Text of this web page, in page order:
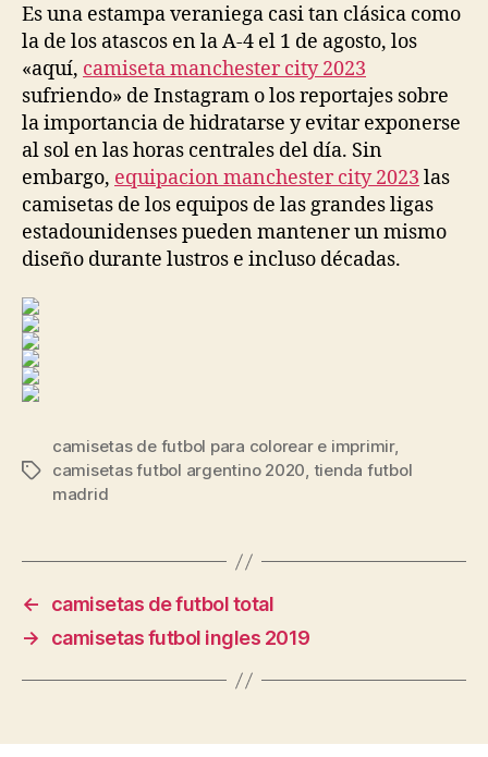
Es una estampa veraniega casi tan clásica como
la de los atascos en la A-4 el 1 de agosto, los
«aquí, camiseta manchester city 2023
sufriendo» de Instagram o los reportajes sobre
la importancia de hidratarse y evitar exponerse
al sol en las horas centrales del día. Sin
embargo, equipacion manchester city 2023 las
camisetas de los equipos de las grandes ligas
estadounidenses pueden mantener un mismo
diseño durante lustros e incluso décadas.
Etiquetas
camisetas de futbol para colorear e imprimir,
camisetas futbol argentino 2020, tienda futbol
madrid
←
camisetas de futbol total
→
camisetas futbol ingles 2019